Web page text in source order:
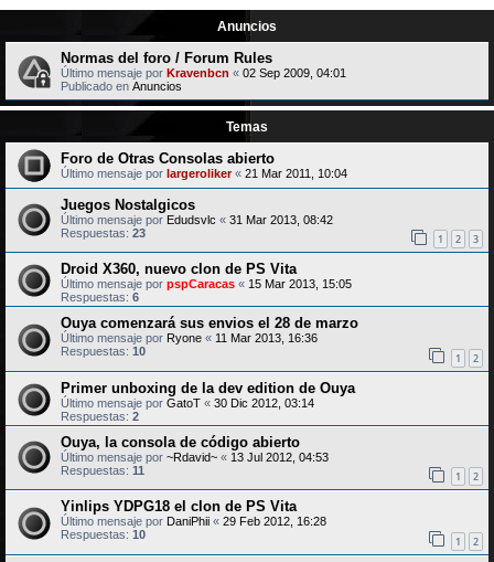
Anuncios
Normas del foro / Forum Rules
Último mensaje por Kravenbcn « 02 Sep 2009, 04:01
Publicado en Anuncios
Temas
Foro de Otras Consolas abierto
Último mensaje por largeroliker« 21 Mar 2011, 10:04
Juegos Nostalgicos
Último mensaje por Edudsvlc « 31 Mar 2013, 08:42
Respuestas: 23 1 2 3
Droid X360, nuevo clon de PS Vita
Último mensaje por pspCaracas « 15 Mar 2013, 15:05
Respuestas: 6
Ouya comenzará sus envios el 28 de marzo
Último mensaje por Ryone « 11 Mar 2013, 16:36
Respuestas: 10 1 2
Primer unboxing de la dev edition de Ouya
Último mensaje por GatoT « 30 Dic 2012, 03:14
Respuestas: 2
Ouya, la consola de código abierto
Último mensaje por ~Rdavid~ « 13 Jul 2012, 04:53
Respuestas: 11 1 2
Yinlips YDPG18 el clon de PS Vita
Último mensaje por DaniPhii « 29 Feb 2012, 16:28
Respuestas: 10 1 2